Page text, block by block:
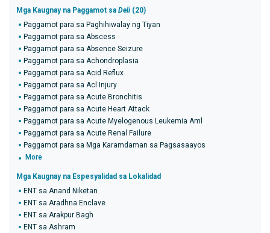
Mga Kaugnay na Paggamot sa Deli (20)
Paggamot para sa Paghihiwalay ng Tiyan
Paggamot para sa Abscess
Paggamot para sa Absence Seizure
Paggamot para sa Achondroplasia
Paggamot para sa Acid Reflux
Paggamot para sa Acl Injury
Paggamot para sa Acute Bronchitis
Paggamot para sa Acute Heart Attack
Paggamot para sa Acute Myelogenous Leukemia Aml
Paggamot para sa Acute Renal Failure
Paggamot para sa Mga Karamdaman sa Pagsasaayos
More
Mga Kaugnay na Espesyalidad sa Lokalidad
ENT sa Anand Niketan
ENT sa Aradhna Enclave
ENT sa Arakpur Bagh
ENT sa Ashram